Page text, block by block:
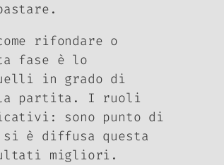
rifondare o
fase è lo
in grado di
partita. I ruoli
sono punto di
si è diffusa questa
migliori.